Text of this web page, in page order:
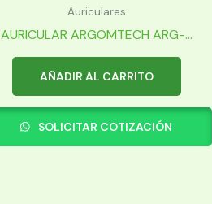
Auriculares
AURICULAR ARGOMTECH ARG-...
AÑADIR AL CARRITO
SOLICITAR COTIZACIÓN